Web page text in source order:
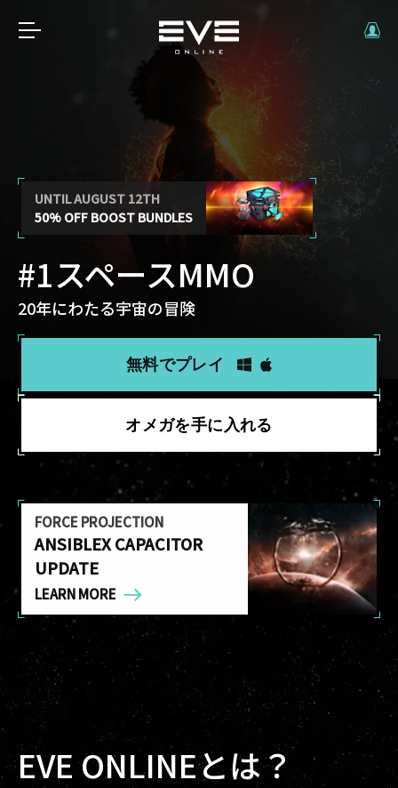
UNTIL AUGUST 12TH
50% OFF BOOST BUNDLES
#1スペースMMO
20年にわたる宇宙の冒険
無料でプレイ
オメガを手に入れる
FORCE PROJECTION
ANSIBLEX CAPACITOR
UPDATE
LEARN MORE
EVE ONLINEとは？